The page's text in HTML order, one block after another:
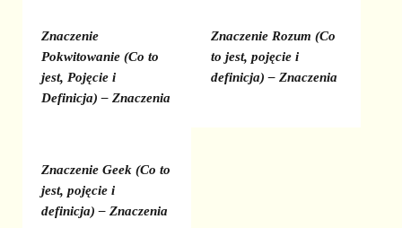
Znaczenie
Pokwitowanie (Co to
jest, Pojęcie i
Definicja) – Znaczenia
Znaczenie Rozum (Co
to jest, pojęcie i
definicja) – Znaczenia
Znaczenie Geek (Co to
jest, pojęcie i
definicja) – Znaczenia